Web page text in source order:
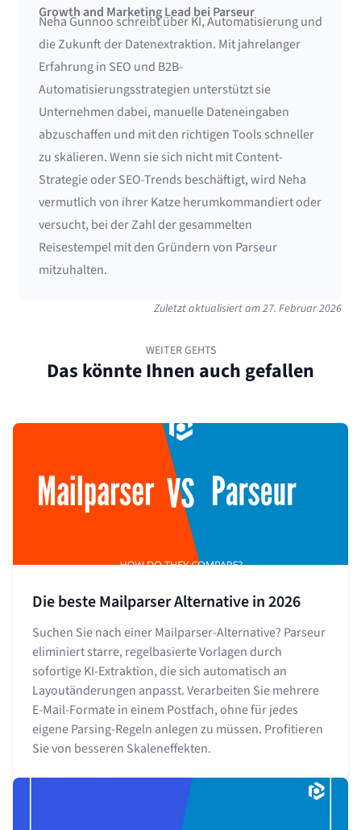
Growth and Marketing Lead bei Parseur
Neha Gunnoo schreibt über KI, Automatisierung und
die Zukunft der Datenextraktion. Mit jahrelanger
Erfahrung in SEO und B2B-
Automatisierungsstrategien unterstützt sie
Unternehmen dabei, manuelle Dateneingaben
abzuschaffen und mit den richtigen Tools schneller
zu skalieren. Wenn sie sich nicht mit Content-
Strategie oder SEO-Trends beschäftigt, wird Neha
vermutlich von ihrer Katze herumkommandiert oder
versucht, bei der Zahl der gesammelten
Reisestempel mit den Gründern von Parseur
mitzuhalten.
Zuletzt aktualisiert am27. Februar 2026
WEITER GEHTS
Das könnte Ihnen auch gefallen
Die beste Mailparser Alternative in 2026
Suchen Sie nach einer Mailparser-Alternative? Parseur
eliminiert starre, regelbasierte Vorlagen durch
sofortige KI-Extraktion, die sich automatisch an
Layoutänderungen anpasst. Verarbeiten Sie mehrere
E-Mail-Formate in einem Postfach, ohne für jedes
eigene Parsing-Regeln anlegen zu müssen. Profitieren
Sie von besseren Skaleneffekten.